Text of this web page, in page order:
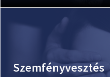
Szemfényvesztés